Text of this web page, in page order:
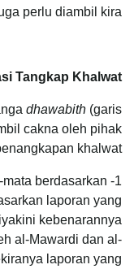
perlu diambil kira.
Tangkap Khalwat
dhawabith (garis
cakna oleh pihak
khalwat:
mata berdasarkan
laporan yang
kebenarannya
al-Mawardi dan al-
laporan yang